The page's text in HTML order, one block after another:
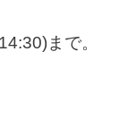
まで。